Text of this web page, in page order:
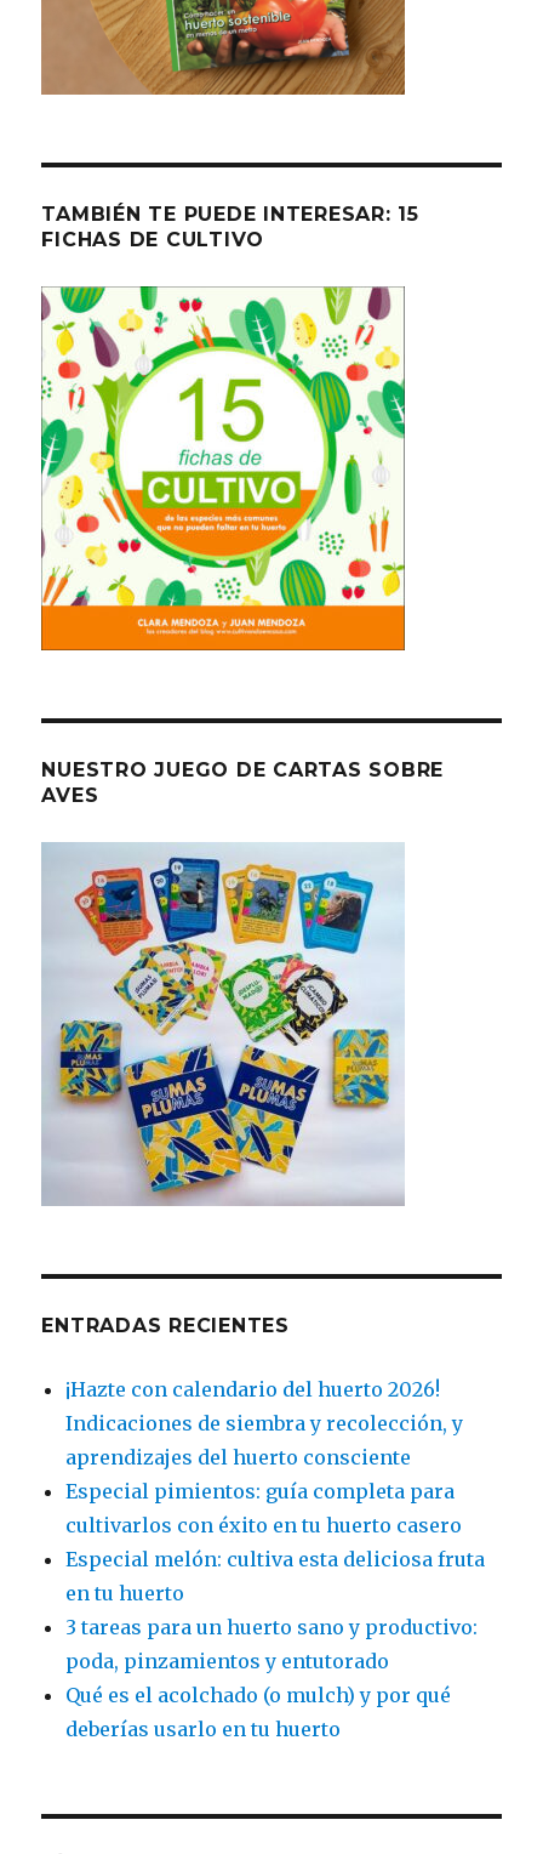
TAMBIÉN TE PUEDE INTERESAR: 15
FICHAS DE CULTIVO
NUESTRO JUEGO DE CARTAS SOBRE
AVES
ENTRADAS RECIENTES
¡Hazte con calendario del huerto 2026!
Indicaciones de siembra y recolección, y
aprendizajes del huerto consciente
Especial pimientos: guía completa para
cultivarlos con éxito en tu huerto casero
Especial melón: cultiva esta deliciosa fruta
en tu huerto
3 tareas para un huerto sano y productivo:
poda, pinzamientos y entutorado
Qué es el acolchado (o mulch) y por qué
deberías usarlo en tu huerto